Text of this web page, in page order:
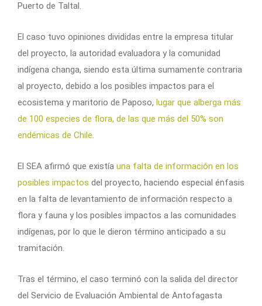
Puerto de Taltal.
El caso tuvo opiniones divididas entre la empresa titular
del proyecto, la autoridad evaluadora y la comunidad
indígena changa, siendo esta última sumamente contraria
al proyecto, debido a los posibles impactos para el
ecosistema y maritorio de Paposo, lugar que alberga más
de 100 especies de flora, de las que más del 50% son
endémicas de Chile.
El SEA afirmó que existía una falta de información en los
posibles impactos del proyecto, haciendo especial énfasis
en la falta de levantamiento de información respecto a
flora y fauna y los posibles impactos a las comunidades
indígenas, por lo que le dieron término anticipado a su
tramitación.
Tras el término, el caso terminó con la salida del director
del Servicio de Evaluación Ambiental de Antofagasta